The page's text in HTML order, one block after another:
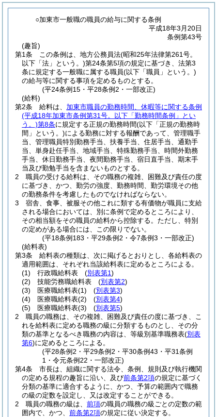
○加東市一般職の職員の給与に関する条例
平成18年3月20日
条例第43号
(趣旨)
第1条
この条例は、地方公務員法(昭和25年法律第261号。
以下「法」という。)第24条第5項の規定に基づき、法第3
条に規定する一般職に属する職員(以下「職員」という。)
の給与等に関する事項を定めるものとする。
(平24条例15・平28条例2・一部改正)
(給料)
第2条
給料は、 加東市職員の勤務時間、休暇等に関する条例
(平成18年加東市条例第31号。以下「勤務時間条例」とい
う。)第8条に規定する正規の勤務時間(以下「正規の勤務時
間」という。)による勤務に対する報酬であって、管理職手
当、管理職員特別勤務手当、扶養手当、住居手当、通勤手
当、単身赴任手当、地域手当、特殊勤務手当、時間外勤務
手当、休日勤務手当、夜間勤務手当、宿日直手当、期末手
当及び勤勉手当を含まないものとする。
2
職員の受ける給料は、その職務の複雑、困難及び責任の度
に基づき、かつ、勤労の強度、勤務時間、勤労環境その他
の勤務条件を考慮したものでなければならない。
3
宿舎、食事、被服その他これに類する有価物が職員に支給
される場合においては、別に条例で定めるところにより、
その相当額をその職員の給料から控除する。 ただし、特別
の定めがある場合には、この限りでない。
(平18条例183・平29条例2・令7条例3・一部改正)
(給料表)
第3条
給料表の種類は、次に掲げるとおりとし、各給料表の
適用範囲は、それぞれ当該給料表に定めるところによる。
(1)
行政職給料表 (別表第1)
(2)
技能労務職給料表 (別表第2)
(3)
医療職給料表(1) (別表第3)
(4)
医療職給料表(2) (別表第4)
(5)
医療職給料表(3) (別表第5)
2
職員の職務は、その複雑、困難及び責任の度に基づき、こ
れを給料表に定める職務の級に分類するものとし、その分
類の基準となるべき職務の内容は、等級別基準職務表(別表
第6)に定めるところによる。
(平28条例2・平29条例2・平30条例43・平31条例
1・令元条例22・一部改正)
第4条
市長は、組織に関する法令、条例、規則及び執行機関
の定める規程の趣旨に沿い、及び前条第2項の規定に基づく
分類の基準に適合するように、かつ、予算の範囲内で職務
の級の定数を設定し、又は改定することができる。
2
職員の職務の級は、 前項の職員の職務の級ごとの定数の範
囲内で、かつ、 前条第2項の規定に従い決定する。